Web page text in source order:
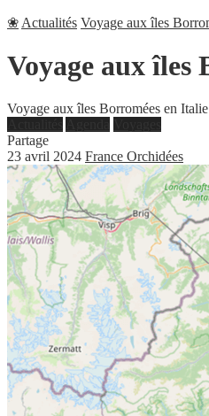
❀ Actualités Voyage aux îles
Voyage aux îles
Voyage aux îles Borromées en
Partage
23 avril 2024 France Orchidées